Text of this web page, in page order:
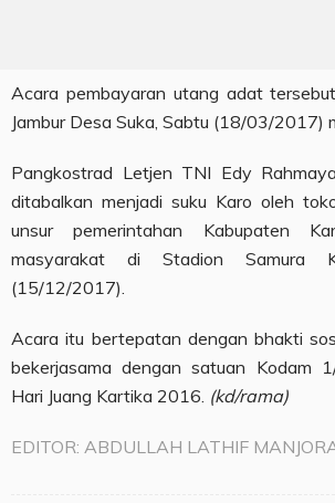
Acara pembayaran utang adat
Jambur Desa Suka, Sabtu (18/03/2017)
Pangkostrad Letjen TNI Edy
ditabalkan menjadi suku Karo oleh
unsur pemerintahan Kabupaten
masyarakat di Stadion Samura
(15/12/2017).
Acara itu bertepatan dengan bhakti
bekerjasama dengan satuan Kodam
Hari Juang Kartika 2016. (kd/rama)
EDITOR: ABDULLAH LATHIF